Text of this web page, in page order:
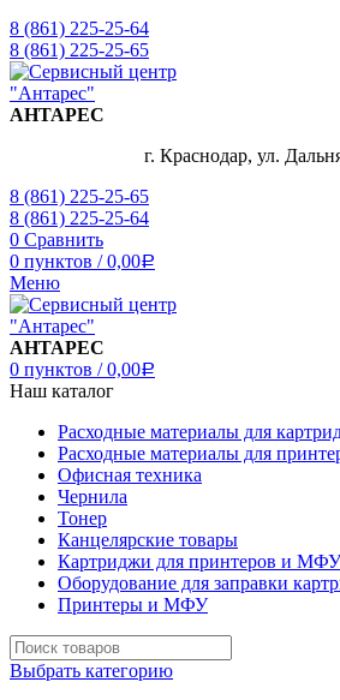
8 (861) 225-25-64
8 (861) 225-25-65
АНТАРЕС
г. Краснодар, ул.
8 (861) 225-25-65
8 (861) 225-25-64
0 Сравнить
0 пунктов / 0,00Р
Меню
АНТАРЕС
0 пунктов / 0,00Р
Наш каталог
Расходные материалы для
Расходные материалы для
Офисная техника
Чернила
Тонер
Канцелярские товары
Картриджи для принтеров и МФУ
Оборудование для заправки
Принтеры и МФУ
Выбрать категорию